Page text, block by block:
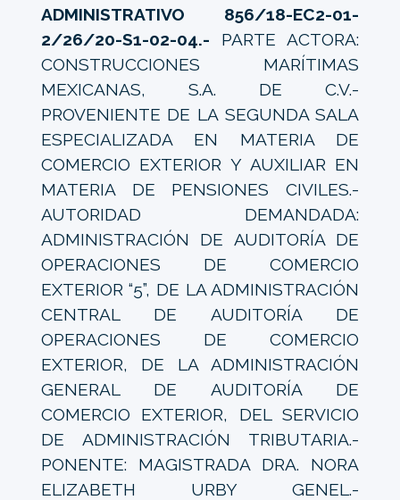
ADMINISTRATIVO 856/18-EC2-01-
2/26/20-S1-02-04.- PARTE ACTORA:
CONSTRUCCIONES MARÍTIMAS
MEXICANAS, S.A. DE C.V.-
PROVENIENTE DE LA SEGUNDA SALA
ESPECIALIZADA EN MATERIA DE
COMERCIO EXTERIOR Y AUXILIAR EN
MATERIA DE PENSIONES CIVILES.-
AUTORIDAD DEMANDADA:
ADMINISTRACIÓN DE AUDITORÍA DE
OPERACIONES DE COMERCIO
EXTERIOR “5”, DE LA ADMINISTRACIÓN
CENTRAL DE AUDITORÍA DE
OPERACIONES DE COMERCIO
EXTERIOR, DE LA ADMINISTRACIÓN
GENERAL DE AUDITORÍA DE
COMERCIO EXTERIOR, DEL SERVICIO
DE ADMINISTRACIÓN TRIBUTARIA.-
PONENTE: MAGISTRADA DRA. NORA
ELIZABETH URBY GENEL.-